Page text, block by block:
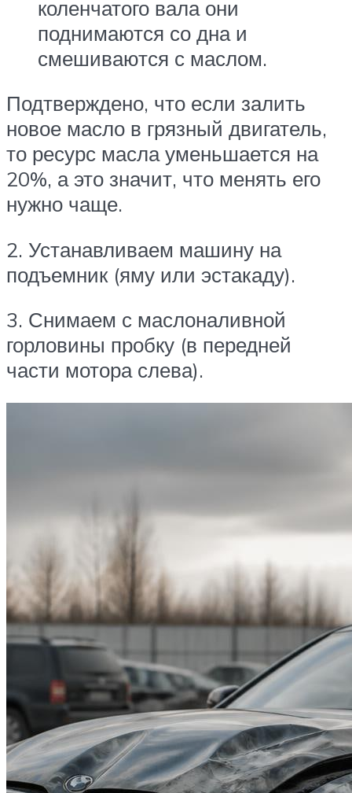
коленчатого вала они
поднимаются со дна и
смешиваются с маслом.
Подтверждено, что если залить
новое масло в грязный двигатель,
то ресурс масла уменьшается на
20%, а это значит, что менять его
нужно чаще.
2. Устанавливаем машину на
подъемник (яму или эстакаду).
3. Снимаем с маслоналивной
горловины пробку (в передней
части мотора слева).